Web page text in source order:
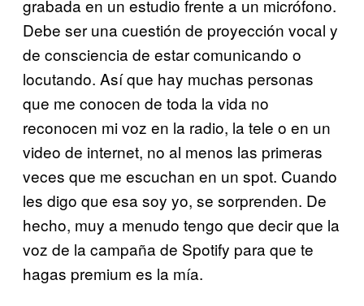
grabada en un estudio frente a un micrófono.
Debe ser una cuestión de proyección vocal y
de consciencia de estar comunicando o
locutando. Así que hay muchas personas
que me conocen de toda la vida no
reconocen mi voz en la radio, la tele o en un
video de internet, no al menos las primeras
veces que me escuchan en un spot. Cuando
les digo que esa soy yo, se sorprenden. De
hecho, muy a menudo tengo que decir que la
voz de la campaña de Spotify para que te
hagas premium es la mía.